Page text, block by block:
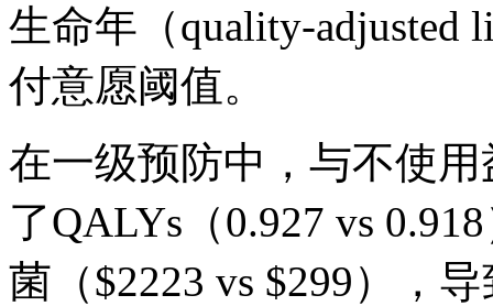
生命年（quality-adjusted
付意愿阈值。
在一级预防中，与不使
了QALYs（0.927 vs
菌（$2223 vs $299），